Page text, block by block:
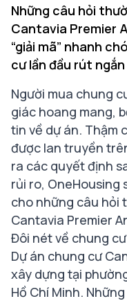
Những câu hỏi
Cantavia Premier
“giải mã” nhanh
cư lần đầu rút
Người mua chung
giác hoang mang,
tin về dự án. Thậm
được lan truyền
ra các quyết định
rủi ro, OneHousing
cho những câu hỏi
Cantavia Premier
Đôi nét về chung
Dự án chung cư
xây dựng tại
Hồ Chí Minh.